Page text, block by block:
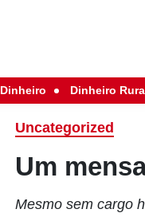
Dinheiro Dinheiro
Uncategorized
Um
Mesmo sem cargo